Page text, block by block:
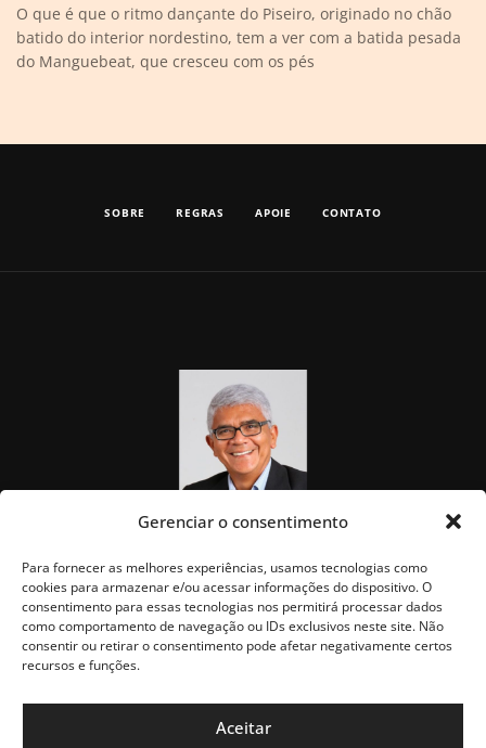
Gerenciar o consentimento
Para fornecer as melhores experiências, usamos tecnologias como
cookies para armazenar e/ou acessar informações do dispositivo. O
consentimento para essas tecnologias nos permitirá processar dados
como comportamento de navegação ou IDs exclusivos neste site. Não
consentir ou retirar o consentimento pode afetar negativamente certos
recursos e funções.
Aceitar
O que é que o ritmo dançante do Piseiro, originado no chão
batido do interior nordestino, tem a ver com a batida pesada
do Manguebeat, que cresceu com os pés
SOBRE REGRAS APOIE CONTATO